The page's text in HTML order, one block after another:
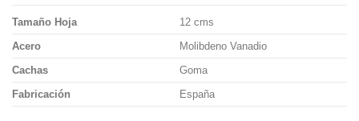
Tamaño Hoja
12 cms
Acero
Molibdeno Vanadio
Cachas
Goma
Fabricación
España